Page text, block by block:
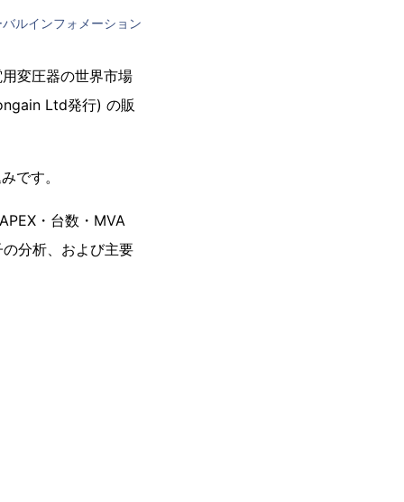
ルインフォメーション
変圧器の世界市場
Ltd発行) の販
です。
・台数・MVA
分析、および主要